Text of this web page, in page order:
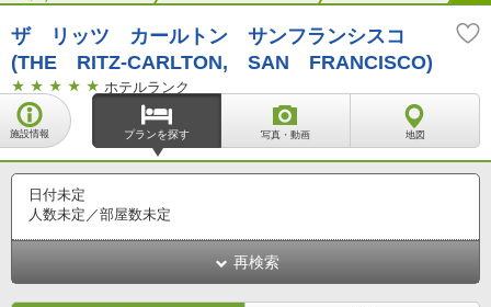
ザ リッツ カールトン サンフランシスコ
(THE RITZ-CARLTON, SAN FRANCISCO)
ホテルランク
施設情報 プランを探す 写真・動画 地図
日付未定
人数未定／部屋数未定
再検索